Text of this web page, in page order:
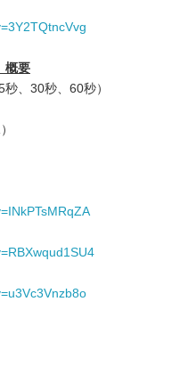
概要
30秒、60秒）